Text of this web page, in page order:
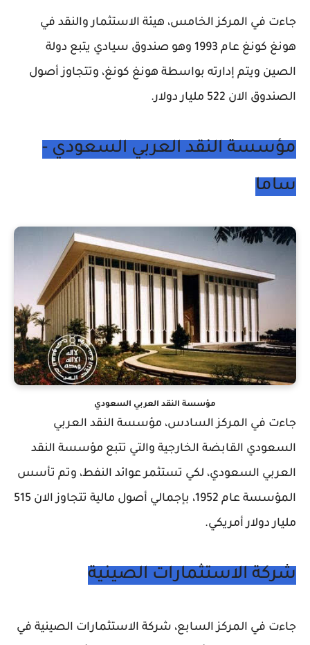
جاءت في المركز الخامس، هيئة الاستثمار والنقد في
هونغ كونغ عام 1993 وهو صندوق سيادي يتبع دولة
الصين ويتم إدارته بواسطة هونغ كونغ، وتتجاوز أصول
الصندوق الان 522 مليار دولار.
مؤسسة النقد العربي السعودي -
ساما
مؤسسة النقد العربي السعودي
جاءت في المركز السادس، مؤسسة النقد العربي
السعودي القابضة الخارجية والتي تتبع مؤسسة النقد
العربي السعودي، لكي تستثمر عوائد النفط، وتم تأسس
المؤسسة عام 1952، بإجمالي أصول مالية تتجاوز الان 515
مليار دولار أمريكي.
شركة الاستثمارات الصينية
جاءت في المركز السابع، شركة الاستثمارات الصينية في